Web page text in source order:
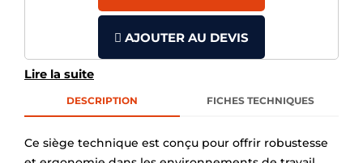
Lire la suite
AJOUTER AU DEVIS
DESCRIPTION FICHES TECHNIQUES
Ce siège technique est conçu pour offrir robustesse